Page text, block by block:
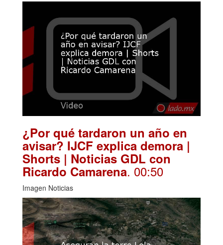
¿Por qué tardaron un año en
avisar? IJCF explica demora |
Shorts | Noticias GDL con
Ricardo Camarena. 00:50
Imagen Noticias